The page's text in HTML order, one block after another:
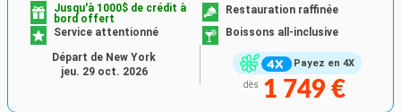
Payez en 4X
Jusqu'à 1000$ de crédit à
bord offert
Restauration raffinée
Service attentionné
Boissons all-inclusive
dès 1 749 €
Départ de New York
jeu. 29 oct. 2026